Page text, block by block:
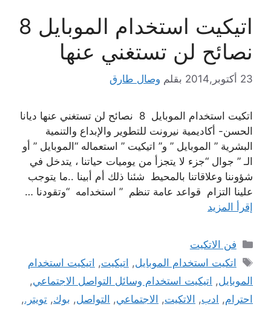
اتيكيت استخدام الموبايل 8
نصائح لن تستغني عنها
23 أكتوبر,2014 بقلم وصال طارق
اتكيت استخدام الموبايل 8 نصائح لن تستغني عنها ديانا
الحسن- أكاديمية نيرونت للتطوير والإبداع والتنمية
البشرية ” الموبايل ” و” اتيكيت ” استعماله “الموبايل ” أو
الـ ” جوال “جزء لا يتجزأ من يوميات حياتنا ، يتدخل في
شؤوننا وعلاقاتنا بالمحيط شئنا ذلك أم أبينا ..ما يتوجب
علينا التزام قواعد عامة تنظم ” استخدامه “وتقودنا …
إقرأ المزيد
التصنيفات
فن الاتكيت
الوسوم
اتكيت استخدام الموبايل, اتيكيت, اتيكيت استخدام
الموبايل, اتيكيت استخدام وسائل التواصل الاجتماعي,
احترام, ادب, الاتكيت, الاجتماعي, التواصل, بوك, تويتر.,